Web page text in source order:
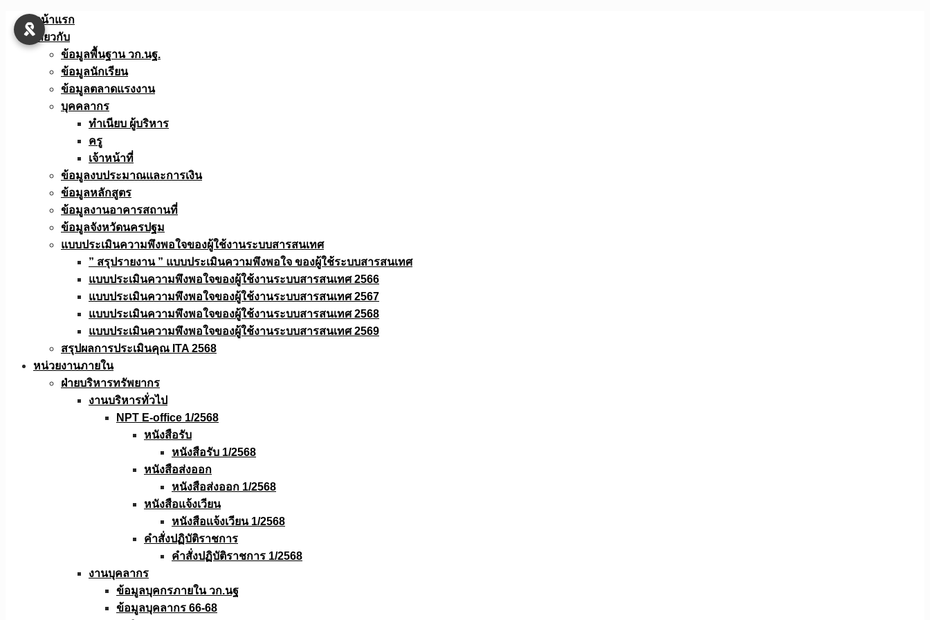
Skip
หน้าแรก
เกี่ยวกับ
ข้อมูลพื้นฐาน วก.นฐ.
ข้อมูลนักเรียน
ข้อมูลตลาดแรงงาน
บุคคลากร
ทำเนียบ ผู้บริหาร
ครู
เจ้าหน้าที่
ข้อมูลงบประมาณเเละการเงิน
ข้อมูลหลักสูตร
ข้อมูลงานอาคารสถานที่
ข้อมูลจังหวัดนครปฐม
แบบประเมินความพึงพอใจของผู้ใช้งานระบบสารสนเทศ
” สรุปรายงาน ” แบบประเมินความพึงพอใจ ของผู้ใช้ระบบสารสนเทศ
แบบประเมินความพึงพอใจของผู้ใช้งานระบบสารสนเทศ 2566
แบบประเมินความพึงพอใจของผู้ใช้งานระบบสารสนเทศ 2567
แบบประเมินความพึงพอใจของผู้ใช้งานระบบสารสนเทศ 2568
แบบประเมินความพึงพอใจของผู้ใช้งานระบบสารสนเทศ 2569
สรุปผลการประเมินคุณ ITA 2568
หน่วยงานภายใน
ฝ่ายบริหารทรัพยากร
งานบริหารทั่วไป
NPT E-office 1/2568
หนังสือรับ
หนังสือรับ 1/2568
หนังสือส่งออก
หนังสือส่งออก 1/2568
หนังสือแจ้งเวียน
หนังสือเเจ้งเวียน 1/2568
คำสั่งปฏิบัติราชการ
คำสั่งปฏิบัติราชการ 1/2568
งานบุคลากร
ข้อมูลบุคกรภายใน วก.นฐ
ข้อมูลบุคลากร 66-68